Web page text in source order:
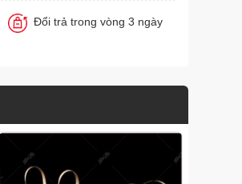
Đổi trả trong vòng 3 ngày